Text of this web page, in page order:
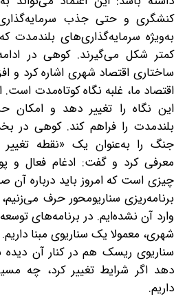
کنشگری و حتی جذب
به‌ویژه سرمایه‌گذاری‌های بلندمدت
کمتر شکل می‌گیرند. کوهی در
ساختاری اقتصاد شهری اشاره کرد و
اقتصاد ما، غلبه نگاه کوتاه‌مدت است.
این نگاه را تغییر دهد و
بلندمدت را فراهم کند. کوهی در
جنگ را به‌عنوان یک «نقطه تغییر
معرفی کرد و گفت: ادغام فعال و
چیزی است که امروز باید درباره
برنامه‌ریزی سناریومحور حرف
وارد آن نشده‌ایم. در برنامه‌های
شهری، معمولا یک سناریوی مبنا
سناریوی ریسک هم در کنار آن دیده
دهد اگر شرایط تغییر کرد، چه
داریم.